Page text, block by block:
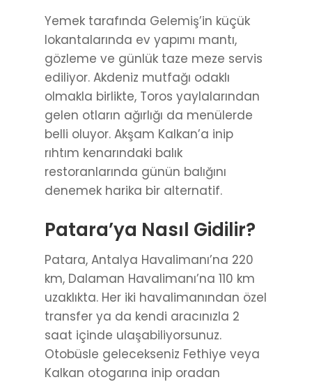
Yemek tarafında Gelemiş’in küçük
lokantalarında ev yapımı mantı,
gözleme ve günlük taze meze servis
ediliyor. Akdeniz mutfağı odaklı
olmakla birlikte, Toros yaylalarından
gelen otların ağırlığı da menülerde
belli oluyor. Akşam Kalkan’a inip
rıhtım kenarındaki balık
restoranlarında günün balığını
denemek harika bir alternatif.
Patara’ya Nasıl Gidilir?
Patara, Antalya Havalimanı’na 220
km, Dalaman Havalimanı’na 110 km
uzaklıkta. Her iki havalimanından özel
transfer ya da kendi aracınızla 2
saat içinde ulaşabiliyorsunuz.
Otobüsle gelecekseniz Fethiye veya
Kalkan otogarına inip oradan